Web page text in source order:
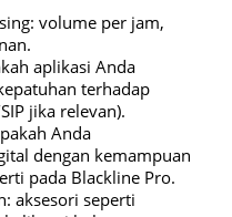
volume per jam,
aplikasi Anda
terhadap
jika relevan).
Anda
dengan kemampuan
pada Blackline Pro.
aksesori seperti